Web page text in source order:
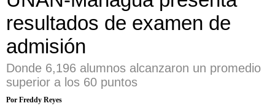
resultados de examen de
admisión
Donde 6,196 alumnos alcanzaron un promedio
superior a los 60 puntos
Por Freddy Reyes